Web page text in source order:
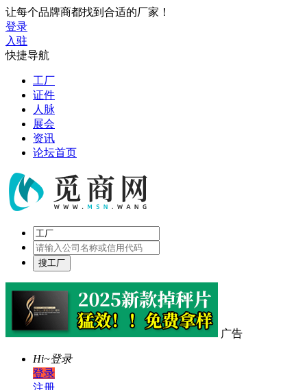
让每个品牌商都找到合适的厂家！
登录
入驻
快捷导航
工厂
证件
人脉
展会
资讯
论坛首页
广告
Hi~登录
登录
注册